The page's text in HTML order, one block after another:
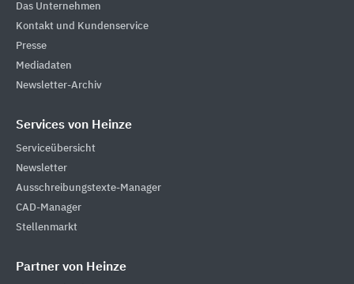
Das Unternehmen
Kontakt und Kundenservice
Presse
Mediadaten
Newsletter-Archiv
Services von Heinze
Serviceübersicht
Newsletter
Ausschreibungstexte-Manager
CAD-Manager
Stellenmarkt
Partner von Heinze